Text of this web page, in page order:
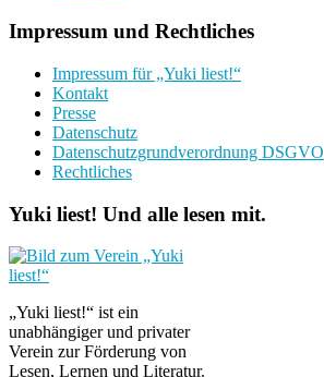
Impressum und Rechtliches
Impressum für „Yuki liest!“
Kontakt
Presse
Datenschutz
Datenschutzgrundverordnung DSGVO
Rechtliches
Yuki liest! Und alle lesen mit.
„Yuki liest!“ ist ein
unabhängiger und privater
Verein zur Förderung von
Lesen, Lernen und Literatur.